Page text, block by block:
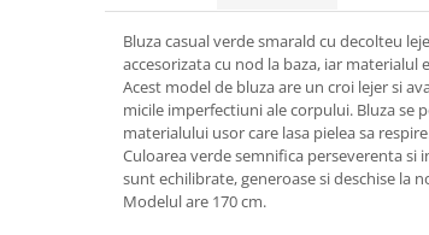
Bluza casual verde smarald cu decolteu
accesorizata cu nod la baza, iar materialul
Acest model de bluza are un croi lejer si
micile imperfectiuni ale corpului. Bluza se
materialului usor care lasa pielea sa
Culoarea verde semnifica perseverenta si
sunt echilibrate, generoase si deschise la
Modelul are 170 cm.